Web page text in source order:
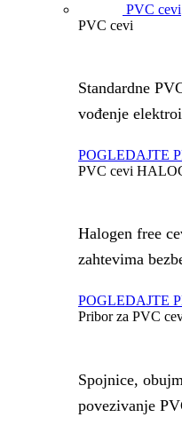
PVC cevi
PVC cevi
Standardne
vođenje
POGLEDAJTE
PVC cevi
Halogen free
zahtevima
POGLEDAJTE
Pribor za PVC
Spojnice,
povezivanje